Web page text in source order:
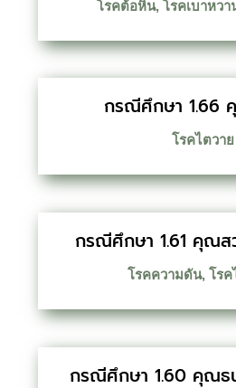
โรคต้อหิน, โรคเบาหวา
กรณีศึกษา 1.66
โรคไตวาย
กรณีศึกษา 1.61 คุณ
โรคความดัน, โรค
กรณีศึกษา 1.60 คุณธ